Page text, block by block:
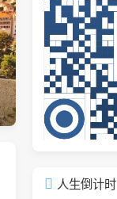
人生倒计时